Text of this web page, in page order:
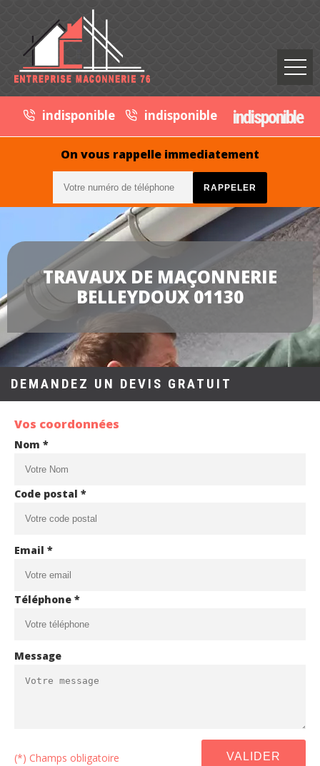
indisponible indisponible indisponible
On vous rappelle immediatement
TRAVAUX DE MAÇONNERIE
BELLEYDOUX 01130
DEMANDEZ UN DEVIS GRATUIT
Vos coordonnées
Nom *
Code postal *
Email *
Téléphone *
Message
(*) Champs obligatoire